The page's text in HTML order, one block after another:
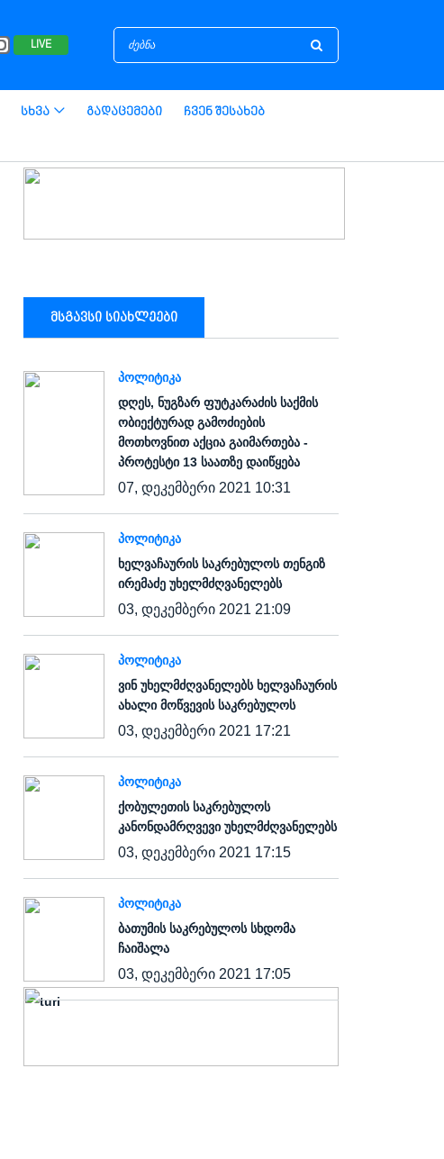
LIVE
Სხვა Გადაცემები Ჩვენ Შესახებ
მსგავსი სიახლეები
ᲞᲝᲚᲘᲢᲘᲙᲐ
დღეს, ნუგზარ ფუტკარაძის საქმის
ობიექტურად გამოძიების
მოთხოვნით აქცია გაიმართება -
პროტესტი 13 საათზე დაიწყება
07, დეკემბერი 2021 10:31
ᲞᲝᲚᲘᲢᲘᲙᲐ
ხელვაჩაურის საკრებულოს თენგიზ
ირემაძე უხელმძღვანელებს
03, დეკემბერი 2021 21:09
ᲞᲝᲚᲘᲢᲘᲙᲐ
ვინ უხელმძღვანელებს ხელვაჩაურის
ახალი მოწვევის საკრებულოს
03, დეკემბერი 2021 17:21
ᲞᲝᲚᲘᲢᲘᲙᲐ
ქობულეთის საკრებულოს
კანონდამრღვევი უხელმძღვანელებს
03, დეკემბერი 2021 17:15
ᲞᲝᲚᲘᲢᲘᲙᲐ
ბათუმის საკრებულოს სხდომა
ჩაიშალა
03, დეკემბერი 2021 17:05